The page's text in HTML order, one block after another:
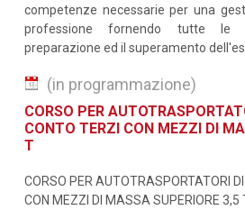
competenze necessarie per una
professione fornendo tutte le
preparazione ed il superamento
CORSO PER
CONTO TERZI CON MEZZI DI
T
CORSO PER AUTOTRASPORTATORI
CON MEZZI DI MASSA SUPERIORE
(in programmazione)